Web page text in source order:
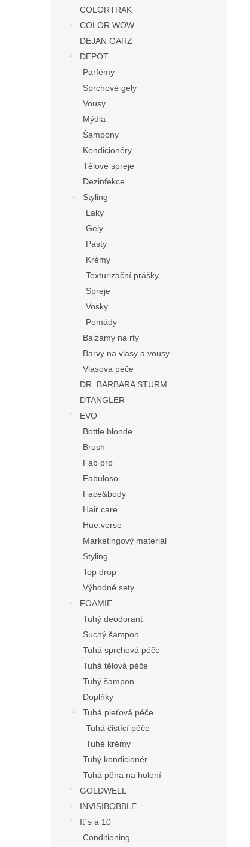
COLORTRAK
COLOR WOW
DEJAN GARZ
DEPOT
Parfémy
Sprchové gely
Vousy
Mýdla
Šampony
Kondicionéry
Tělové spreje
Dezinfekce
Styling
Laky
Gely
Pasty
Krémy
Texturizační prášky
Spreje
Vosky
Pomády
Balzámy na rty
Barvy na vlasy a vousy
Vlasová péče
DR. BARBARA STURM
DTANGLER
EVO
Bottle blonde
Brush
Fab pro
Fabuloso
Face&body
Hair care
Hue.verse
Marketingový materiál
Styling
Top drop
Výhodné sety
FOAMIE
Tuhý deodorant
Suchý šampon
Tuhá sprchová péče
Tuhá tělová péče
Tuhý šampon
Doplňky
Tuhá pleťová péče
Tuhá čistící péče
Tuhé krémy
Tuhý kondicionér
Tuhá pěna na holení
GOLDWELL
INVISIBOBBLE
It´s a 10
Conditioning